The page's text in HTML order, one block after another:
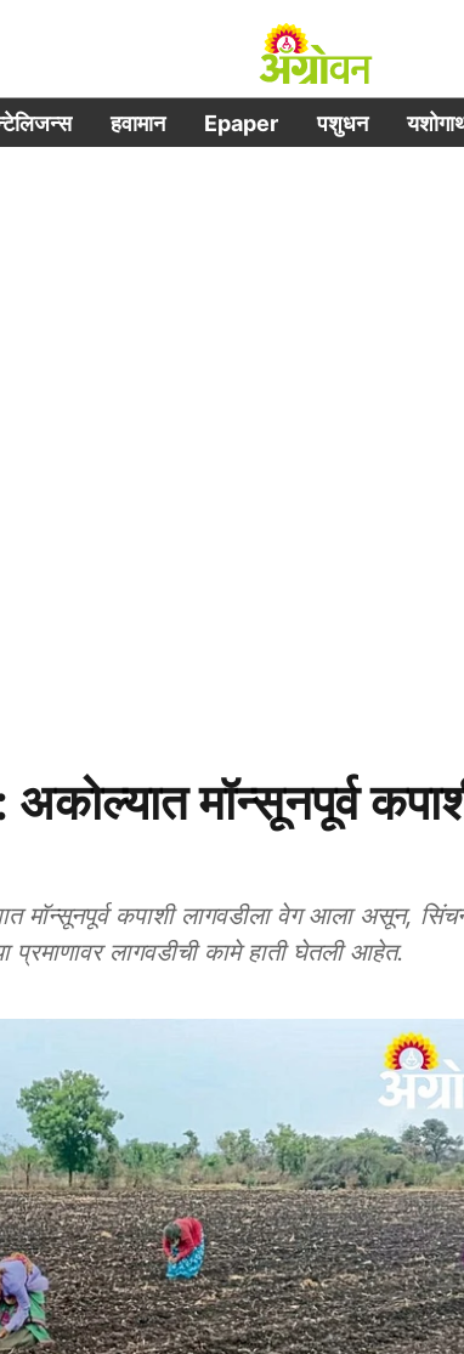
हवामान Epaper पशुधन
मॉन्सूनपूर्व
कपाशी लागवडीला वेग आला असून,
प्रमाणावर लागवडीची कामे हाती घेतली आहेत.